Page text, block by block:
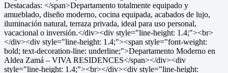
Destacadas: </span>Departamento totalmente equipado y
amueblado, diseño moderno, cocina equipada, acabados de lujo,
iluminación natural, terraza privada, ideal para uso personal,
vacacional o inversión.</div><div style="line-height: 1.4;"><br>
</div><div style="line-height: 1.4;"><span style="font-weight:
bold; text-decoration-line: underline;">Departamento Moderno en
Aldea Zamá – VIVA RESIDENCES</span></div><div
style="line-height: 1.4;"><br></div><div style="line-height: